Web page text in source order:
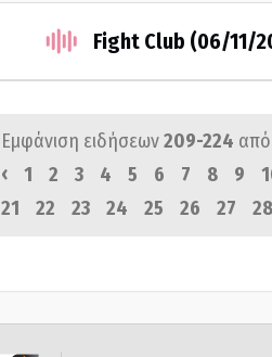
Fight Club (06/11/
Εμφάνιση ειδήσεων209-224
‹
1 2 3 4 5 6 7 8 9
21
22 23 24 25 26 27 28